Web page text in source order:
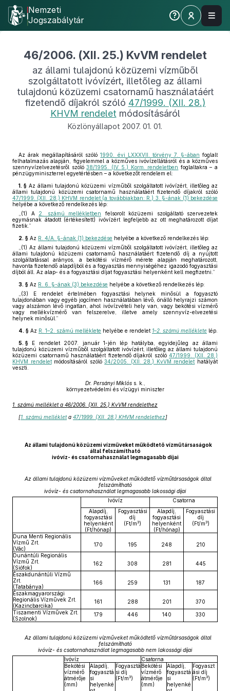
Nemzeti
Jogszabálytár
46/2006. (XII. 25.) KvVM rendelet
az állami tulajdonú közüzemi vízműből
szolgáltatott ivóvízért, illetőleg az állami
tulajdonú közüzemi csatornamű használatáért
fizetendő díjakról szóló 47/1999. (XII. 28.)
KHVM rendelet módosításáról
Közlönyállapot 2007. 01. 01.
Az árak megállapításáról szóló1990. évi LXXXVII. törvény 7. §-ában foglalt
felhatalmazás alapján, figyelemmel a közműves ivóvízellátásról és a közműves
szennyvízelvezetésről szóló38/1995. (IV. 5.) Korm. rendeletben foglaltakra – a
pénzügyminiszterrel egyetértésben – a következőt rendelem el:
1. § Az állami tulajdonú közüzemi vízműből szolgáltatott ivóvízért, illetőleg az
állami tulajdonú közüzemi csatornamű használatáért fizetendő díjakról szóló
47/1999. (XII. 28.) KHVM rendelet (a továbbiakban: R.) 3. §-ának (1) bekezdése
helyébe a következő rendelkezés lép:
„(1) A 2. számú mellékletben felsorolt közüzemi szolgáltató szervezetek
egymásnak átadott (értékesített) ivóvízért legfeljebb az ott meghatározott díjat
fizetik.”
2. § Az R. 4/A. §-ának (1) bekezdése helyébe a következő rendelkezés lép:
„(1) Az állami tulajdonú közüzemi vízműből szolgáltatott ivóvízért, illetőleg az
állami tulajdonú közüzemi csatornamű használatáért fizetendő díj a nyújtott
szolgáltatással arányos, a bekötési vízmérő mérete alapján meghatározott,
havonta fizetendő alapdíjból és a fogyasztás mennyiségéhez igazodó fogyasztási
díjból áll. Az alap- és a fogyasztási díjat fogyasztási helyenként kell megfizetni.”
3. § Az R. 6. §-ának (3) bekezdése helyébe a következő rendelkezés lép:
„(3) E rendelet értelmében fogyasztási helynek minősül a fogyasztó
tulajdonában vagy egyéb jogcímen használatában lévő, önálló helyrajzi számon
vagy alszámon lévő ingatlan, ahol ivóvízvételi hely van, vagy bekötési vízmérő
vagy mellékvízmérő van felszerelve, illetve amely szennyvíz-elvezetési
helynek minősül.”
4. § Az R. 1–2. számú melléklete helyébe e rendelet 1–2. számú melléklete lép.
5. § E rendelet 2007. január 1-jén lép hatályba, egyidejűleg az állami
tulajdonú közüzemi vízműből szolgáltatott ivóvízért, illetőleg az állami tulajdonú
közüzemi csatornamű használatáért fizetendő díjakról szóló 47/1999. (XII. 28.)
KHVM rendeletmódosításáról szóló34/2005. (XII. 28.) KvVM rendelet hatályát
veszti.
Dr. Persányi Miklóss. k.,
környezetvédelmi és vízügyi miniszter
1. számú melléklet a 46/2006. (XII. 25.) KvVM rendelethez
[1. számú mellékleta 47/1999. (XII. 28.) KHVM rendelethez]
Az állami tulajdonú közüzemi vízműveket működtető vízműtársaságok
által felszámítható
ivóvíz- és csatornahasználat legmagasabb díjai
Az állami tulajdonú közüzemi vízműveket működtető vízműtársaságok által
felszámítható
ivóvíz- és csatornahasználat legmagasabb lakossági díjai
Ivóvíz
Csatorna
Alapdíj,
fogyasztási
helyenként
(Ft/hónap)
Fogyasztási
díj
(Ft/m3)
Alapdíj,
fogyasztási
helyenként
(Ft/hónap)
Fogyasztási
díj
(Ft/m3)
Duna Menti Regionális
Vízmű Zrt.
(Vác)
170 195 248
210
Dunántúli Regionális
Vízmű Zrt.
(Siófok)
162 308 281
445
Északdunántúli Vízmű
Zrt.
(Tatabánya)
166 259 131
187
Északmagyarországi
Regionális Vízművek Zrt.
(Kazincbarcika)
161 288 201
370
Tiszamenti Vízművek Zrt.
(Szolnok)
179 446 140 330
Az állami tulajdonú közüzemi vízműveket működtető vízműtársaságok által
felszámítható
ivóvíz- és csatornahasználat legmagasabb nem lakossági díjai
Ivóvíz
Csatorna
Bekötési
vízmérő
átmérője
(mm)
Alapdíj,
fogyasztá
si
helyenké
Fogyasztá
si díj
(Ft/m3)
Bekötési
vízmérő
átmérője
(mm)
Alapdíj,
fogyasztá
si
helyenké
Fogyaszt
ási díj
(Ft/m3)